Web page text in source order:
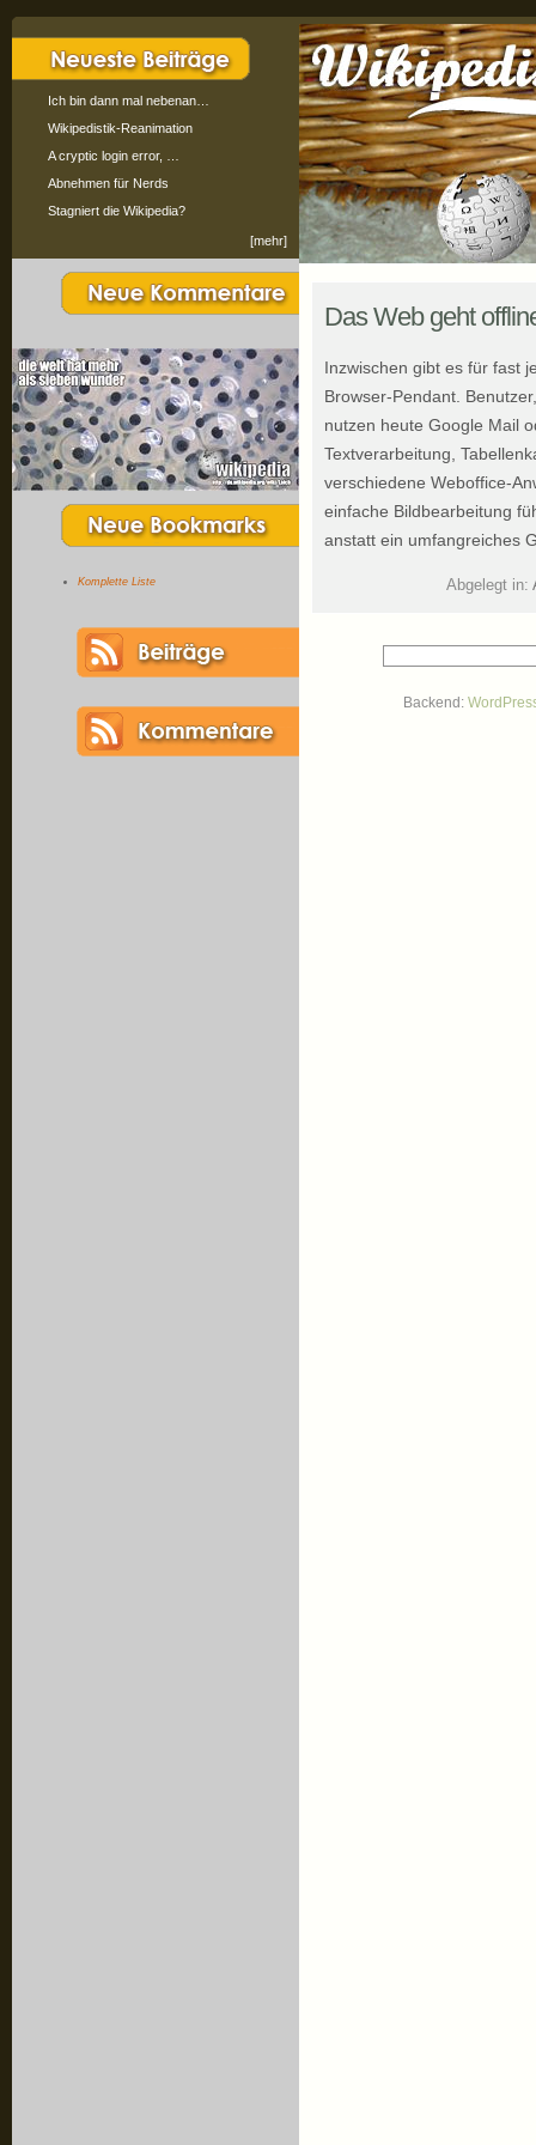
Ich bin dann mal nebenan…
Wikipedistik-Reanimation
A cryptic login error, …
Abnehmen für Nerds
Stagniert die Wikipedia?
[mehr]
Komplette Liste
Das Web geht
Inzwischen gibt es für fast
Browser-Pendant.
nutzen heute Google Mail
Textverarbeitung,
verschiedene Weboffice-
einfache Bildbearbeitung
anstatt ein umfangreiches
Abgelegt in:
Backend: